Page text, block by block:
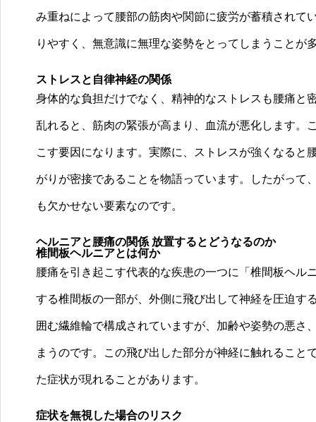
み重ねによって腰部の筋肉や関節に疲労が蓄積されて
りやすく、無意識に無理な姿勢をとってしまうこと
ストレスと自律神経の関係
身体的な負担だけでなく、精神的なストレスも腰痛と
乱れると、筋肉の緊張が高まり、血流が悪化します。
こす要因になります。実際に、ストレスが強くなる
がりが密接であることを物語っています。したがって
も欠かせない要素なのです。
ヘルニアと腰痛の関係 放置するとどうなるのか
椎間板ヘルニアとは何か
腰痛を引き起こす代表的な疾患の一つに「椎間板ヘル
する椎間板の一部が、外側に飛び出して神経を圧迫す
囲む繊維輪で構成されていますが、加齢や姿勢の悪
まうのです。この飛び出した部分が神経に触れるこ
た症状が現れることがあります。
症状を無視した場合のリスク